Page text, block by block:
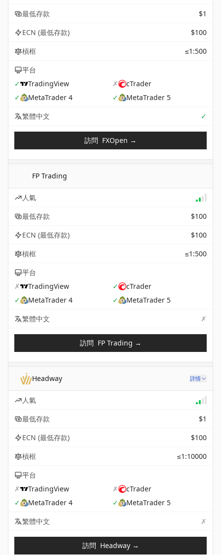
最低存款
$1
ECN (最低存款)
$100
槓框
≤1:500
平台
✓
TradingView ✗
cTrader
✓
MetaTrader 4 ✓
MetaTrader 5
繁體中文
✓
訪問 FXOpen →
FP Trading
人氣
最低存款
$100
ECN (最低存款)
$100
槓框
≤1:500
平台
✗
TradingView ✓
cTrader
✓
MetaTrader 4 ✓
MetaTrader 5
繁體中文
✗
訪問 FP Trading →
Headway 詳情
人氣
最低存款
$1
ECN (最低存款)
$100
槓框
≤1:10000
平台
✗
TradingView ✗
cTrader
✓
MetaTrader 4 ✓
MetaTrader 5
繁體中文
✗
訪問 Headway→